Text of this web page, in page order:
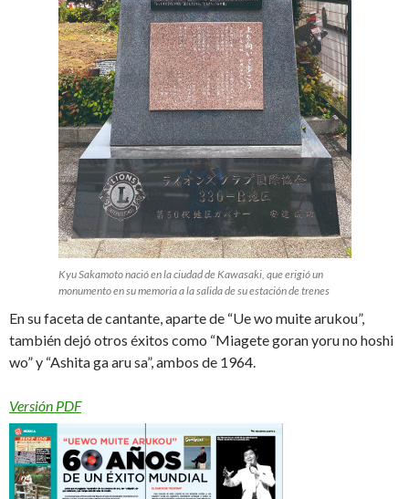
Kyu Sakamoto nació en la ciudad de Kawasaki, que erigió un
monumento en su memoria a la salida de su estación de trenes
En su faceta de cantante, aparte de “Ue wo muite arukou”,
también dejó otros éxitos como “Miagete goran yoru no hoshi
wo” y “Ashita ga aru sa”, ambos de 1964.
Versión PDF